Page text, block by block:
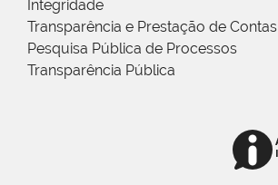
Integridade
Transparência e Prestação de Contas
Pesquisa Pública de Processos
Transparência Pública